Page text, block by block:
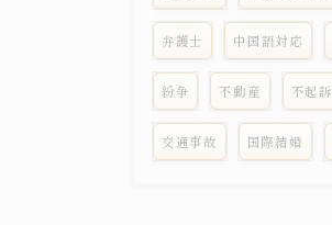
弁護士 中国語対応
紛争 不動産 不起訴
交通事故 国際結婚